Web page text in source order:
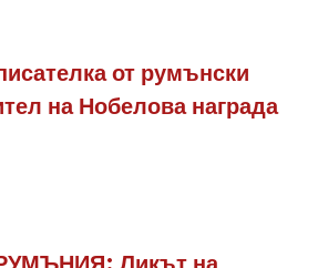
от румънски
на Нобелова награда